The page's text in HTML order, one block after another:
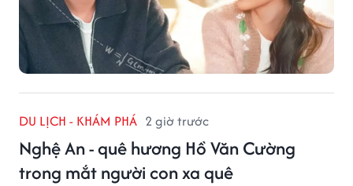
DU LỊCH - KHÁM PHÁ 2 giờ trước
Nghệ An - quê hương Hồ Văn Cường
trong mắt người con xa quê